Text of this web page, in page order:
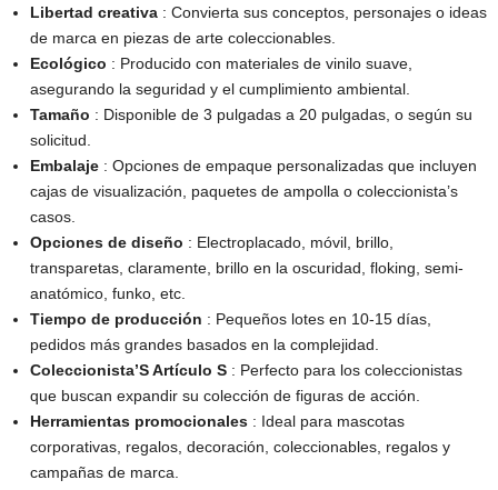
Libertad creativa : Convierta sus conceptos, personajes o ideas
de marca en piezas de arte coleccionables.
Ecológico : Producido con materiales de vinilo suave,
asegurando la seguridad y el cumplimiento ambiental.
Tamaño : Disponible de 3 pulgadas a 20 pulgadas, o según su
solicitud.
Embalaje : Opciones de empaque personalizadas que incluyen
cajas de visualización, paquetes de ampolla o coleccionista’s
casos.
Opciones de diseño : Electroplacado, móvil, brillo,
transparetas, claramente, brillo en la oscuridad, floking, semi-
anatómico, funko, etc.
Tiempo de producción : Pequeños lotes en 10-15 días,
pedidos más grandes basados ​​en la complejidad.
Coleccionista’S Artículo S : Perfecto para los coleccionistas
que buscan expandir su colección de figuras de acción.
Herramientas promocionales : Ideal para mascotas
corporativas, regalos, decoración, coleccionables, regalos y
campañas de marca.